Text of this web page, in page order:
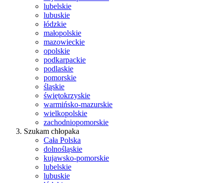
lubelskie
lubuskie
łódzkie
małopolskie
mazowieckie
opolskie
podkarpackie
podlaskie
pomorskie
śląskie
świętokrzyskie
warmińsko-mazurskie
wielkopolskie
zachodniopomorskie
Szukam chłopaka
Cała Polska
dolnośląskie
kujawsko-pomorskie
lubelskie
lubuskie